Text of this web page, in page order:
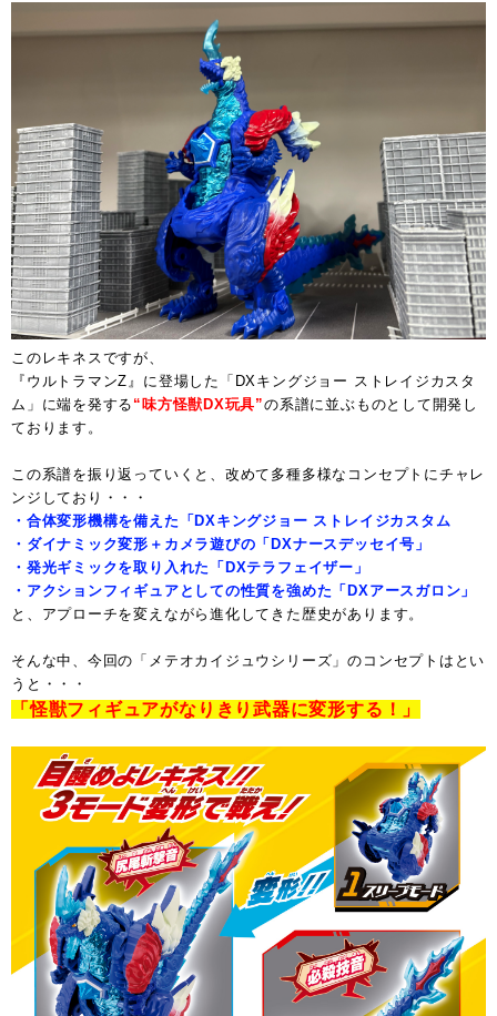
このレキネスですが、
『ウルトラマンZ』に登場した「DXキングジョー ストレイジカスタ
ム」に端を発する “味方怪獣DX玩具”の系譜に並ぶものとして開発し
ております。
この系譜を振り返っていくと、改めて多種多様なコンセプトにチャレ
ンジしており・・・
・合体変形機構を備えた「DXキングジョー ストレイジカスタム
・ダイナミック変形＋カメラ遊びの「DXナースデッセイ号」
・発光ギミックを取り入れた「DXテラフェイザー」
・アクションフィギュアとしての性質を強めた「DXアースガロン」
と、アプローチを変えながら進化してきた歴史があります。
そんな中、今回の「メテオカイジュウシリーズ」のコンセプトはとい
うと・・・
「怪獣フィギュアがなりきり武器に変形する！」